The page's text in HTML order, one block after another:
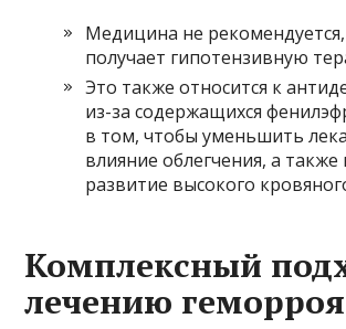
Медицина не
получает гипотензивную
Это также относится к
из-за содержащихся
в том, чтобы уменьшить
влияние облегчения, а
развитие высокого
Комплексный
лечению геморроя